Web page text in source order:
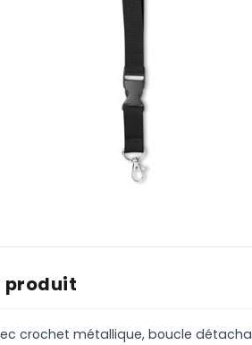
produit
crochet métallique, boucle